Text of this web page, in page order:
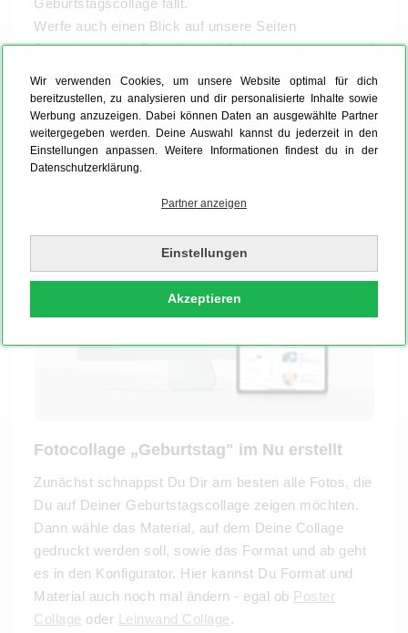
Wir verwenden Cookies, um unsere Website optimal für dich
bereitzustellen, zu analysieren und dir personalisierte Inhalte sowie
Werbung anzuzeigen. Dabei können Daten an ausgewählte Partner
weitergegeben werden. Deine Auswahl kannst du jederzeit in den
Einstellungen anpassen. Weitere Informationen findest du in der
Datenschutzerklärung.
Partner anzeigen
Einstellungen
Akzeptieren
Geburtstagscollage fällt.
Werfe auch einen Blick auf unsere Seiten
Fotocollagen für FreundeundGeburtstagsbannerund
Jetzt loslegen, damit Du bei der Geschenkübergabe
nicht alt aussiehst!
Fotocollage „Geburtstag" im Nu erstellt
Zunächst schnappst Du Dir am besten alle Fotos, die
Du auf Deiner Geburtstagscollage zeigen möchten.
Dann wähle das Material, auf dem Deine Collage
gedruckt werden soll, sowie das Format und ab geht
es in den Konfigurator. Hier kannst Du Format und
Material auch noch mal ändern - egal ob Poster
Collage oder Leinwand Collage.